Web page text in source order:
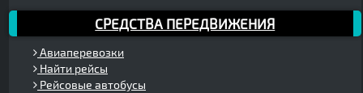
СРЕДСТВА ПЕРЕДВИЖЕНИЯ
Авиаперевозки
Найти рейсы
Рейсовые автобусы